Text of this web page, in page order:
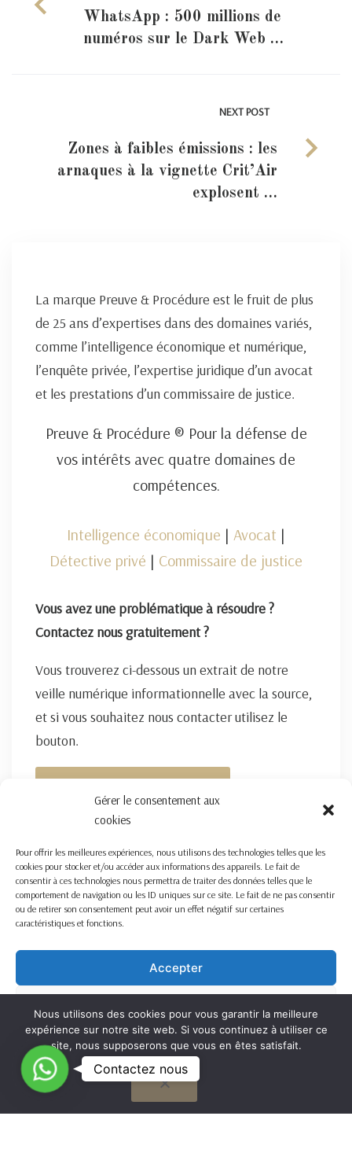
Gérer le consentement aux
cookies
Pour offrir les meilleures expériences, nous utilisons des technologies telles que les
cookies pour stocker et/ou accéder aux informations des appareils. Le fait de
consentir à ces technologies nous permettra de traiter des données telles que le
comportement de navigation ou les ID uniques sur ce site. Le fait de ne pas consentir
ou de retirer son consentement peut avoir un effet négatif sur certaines
caractéristiques et fonctions.
Accepter
Voir les préférences
Cookie Policy
WhatsApp : 500 millions de
numéros sur le Dark Web …
NEXT POST
Zones à faibles émissions : les
arnaques à la vignette Crit’Air
explosent …
La marque Preuve & Procédure est le fruit de plus
de 25 ans d’expertises dans des domaines variés,
comme l’intelligence économique et numérique,
l’enquête privée, l’expertise juridique d’un avocat
et les prestations d’un commissaire de justice.
Preuve & Procédure ® Pour la défense de
vos intérêts avec quatre domaines de
compétences.
Intelligence économique | Avocat |
Détective privé | Commissaire de justice
Vous avez une problématique à résoudre ?
Contactez nous gratuitement ?
Vous trouverez ci-dessous un extrait de notre
veille numérique informationnelle avec la source,
et si vous souhaitez nous contacter utilisez le
bouton.
Nous utilisons des cookies pour vous garantir la meilleure
expérience sur notre site web. Si vous continuez à utiliser ce
site, nous supposerons que vous en êtes satisfait.
OK
C
o
n
Contactez nous